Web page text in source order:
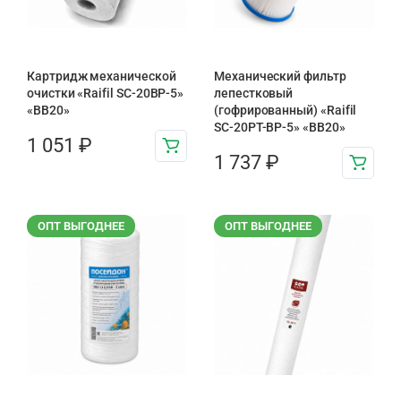
Картридж механической
очистки «Raifil SC-20BP-5»
«BB20»
1 051 ₽
Механический фильтр
лепестковый
(гофрированный) «Raifil
SC-20PT-ВР-5» «BB20»
1 737 ₽
ОПТ ВЫГОДНЕЕ ОПТ ВЫГОДНЕЕ